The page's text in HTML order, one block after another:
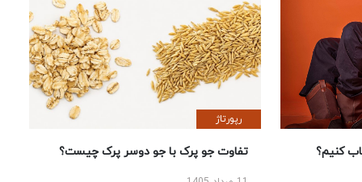
کنیم؟
رپورتاژ
تفاوت جو پرک با جو دوسر پرک چیست؟